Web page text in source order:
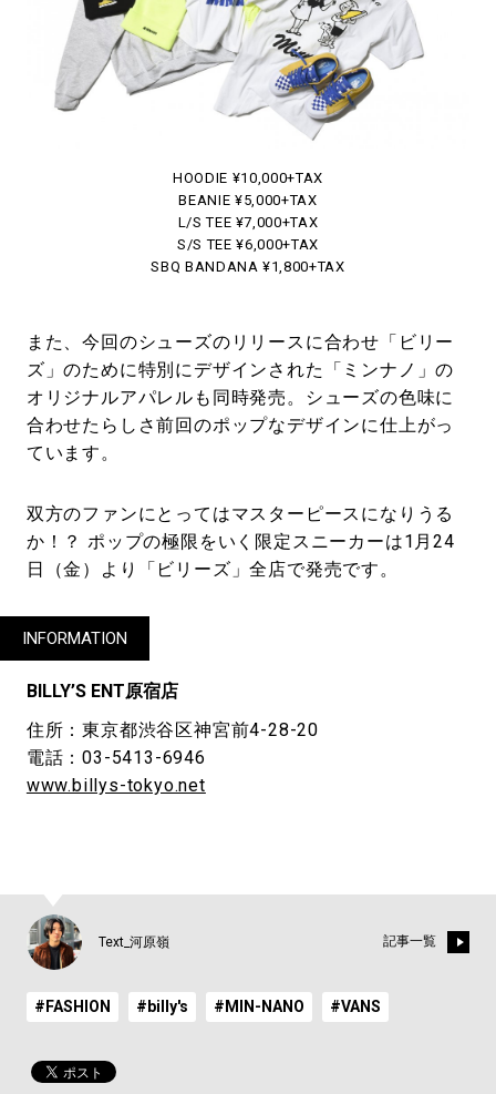
HOODIE ¥10,000+TAX
BEANIE ¥5,000+TAX
L/S TEE ¥7,000+TAX
S/S TEE ¥6,000+TAX
SBQ BANDANA ¥1,800+TAX
また、今回のシューズのリリースに合わせ「ビリー
ズ」のために特別にデザインされた「ミンナノ」の
オリジナルアパレルも同時発売。シューズの色味に
合わせたらしさ前回のポップなデザインに仕上がっ
ています。
双方のファンにとってはマスターピースになりうる
か！？ ポップの極限をいく限定スニーカーは1月24
日（金）より「ビリーズ」全店で発売です。
INFORMATION
BILLY’S ENT原宿店
住所：東京都渋谷区神宮前4-28-20
電話：03-5413-6946
www.billys-tokyo.net
Text_河原嶺 記事一覧
#FASHION #billy's #MIN-NANO #VANS